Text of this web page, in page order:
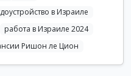
в Израиле
работа в Израиле 2024
Ришон ле Цион